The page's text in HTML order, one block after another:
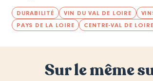
DURABILITÉ VIN DU VAL DE LOIRE
PAYS DE LA LOIRE
CENTRE-VAL DE LOIRE
Sur le même